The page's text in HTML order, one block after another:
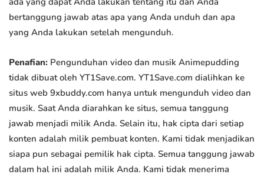
bertanggung jawab atas apa yang Anda unduh dan apa
yang Anda lakukan setelah mengunduh.
Penafian: Pengunduhan video dan musik Animepudding
tidak dibuat oleh YT1Save.com. YT1Save.com dialihkan ke
situs web 9xbuddy.com hanya untuk mengunduh video dan
musik. Saat Anda diarahkan ke situs, semua tanggung
jawab menjadi milik Anda. Selain itu, hak cipta dari setiap
konten adalah milik pembuat konten. Kami tidak menjadikan
siapa pun sebagai pemilik hak cipta. Semua tanggung jawab
dalam hal ini adalah milik Anda. Kami tidak menerima